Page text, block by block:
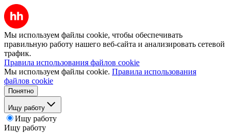
Мы используем файлы cookie, чтобы обеспечивать
правильную работу нашего веб-сайта и анализировать сетевой
трафик.
Правила использования файлов cookie
Мы используем файлы cookie. Правила использования
файлов cookie
Понятно
Ищу работу
Ищу работу
Ищу работу